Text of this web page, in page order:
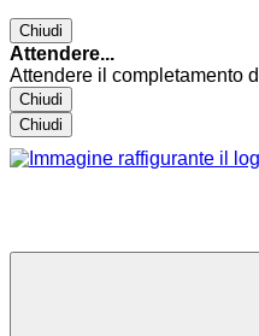
Chiudi
Attendere...
Attendere il completamento
Chiudi
Chiudi